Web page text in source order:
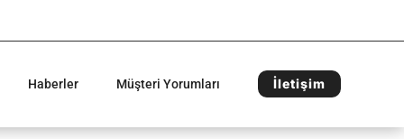
Haberler Müşteri Yorumları İletişim